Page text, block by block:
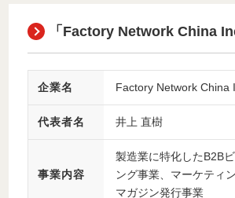
「Factory Network China
企業名 Factory Network China
代表者名 井上 直樹
事業内容
製造業に特化したB2B
ング事業、マーケティ
マガジン発行事業